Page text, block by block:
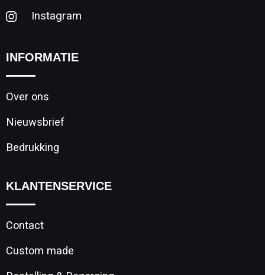
Instagram
INFORMATIE
Over ons
Nieuwsbrief
Bedrukking
KLANTENSERVICE
Contact
Custom made